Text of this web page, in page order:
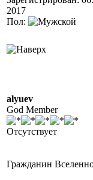
2017
Пол:
alyuev
God Member
Отсутствует
Гражданин